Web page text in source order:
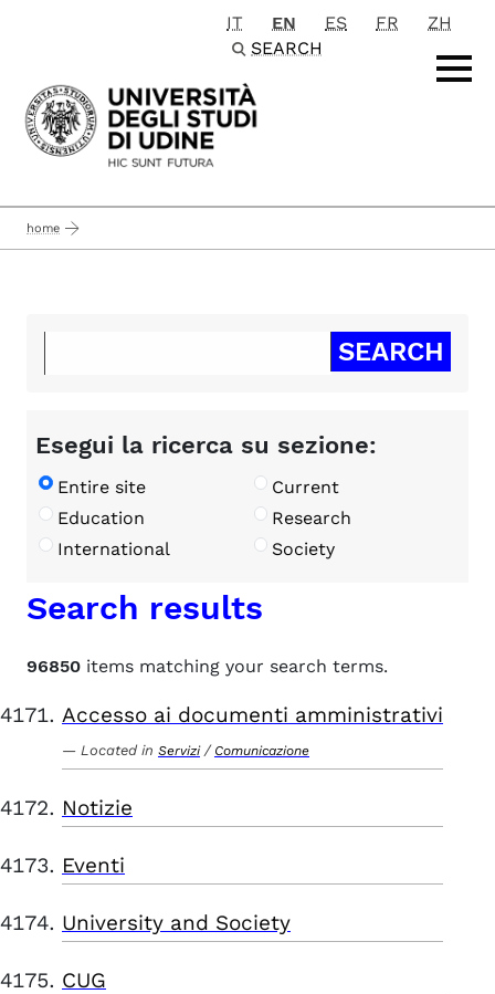
Passa al contenuto principale
IT EN ES FR
ZH
SEARCH
home
Esegui la ricerca su sezione:
Entire site
Current
Education
Research
International
Society
Search results
96850 items matching your search terms.
Accesso ai documenti amministrativi
Located in Servizi / Comunicazione
Notizie
Eventi
University and Society
CUG